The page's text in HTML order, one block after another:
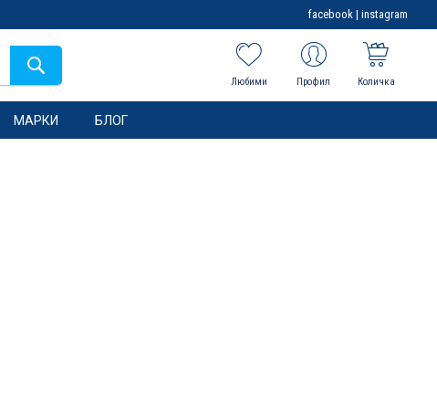
facebook | instagram
Любими Профил Количка
МАРКИ БЛОГ